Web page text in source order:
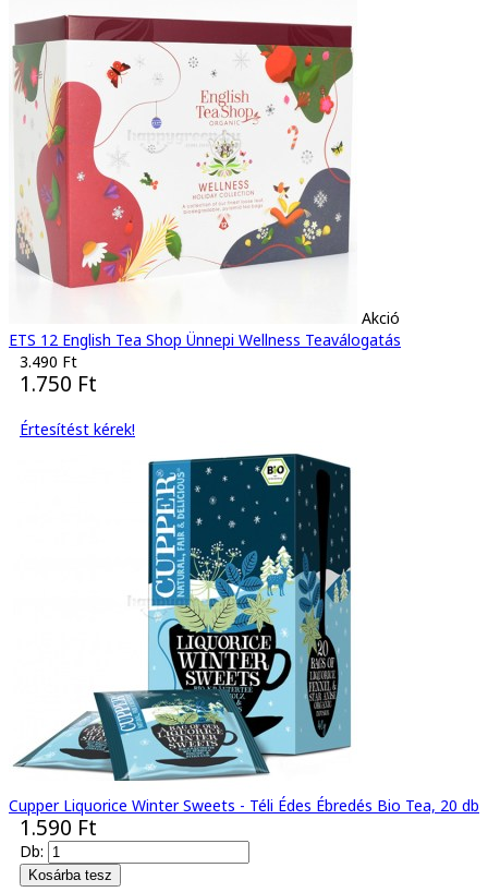
Akció
ETS 12 English Tea Shop Ünnepi Wellness Teaválogatás
3.490 Ft
1.750 Ft
Értesítést kérek!
Cupper Liquorice Winter Sweets - Téli Édes Ébredés Bio Tea, 20 db
1.590 Ft
Db: